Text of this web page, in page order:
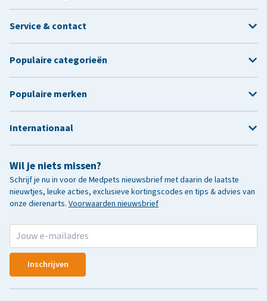
Wil je niets missen?
Schrijf je nu in voor de Medpets nieuwsbrief met daarin de laatste
nieuwtjes, leuke acties, exclusieve kortingscodes en tips & advies van
onze dierenarts. Voorwaarden nieuwsbrief
Inschrijven
Service & contact
Populaire categorieën
Populaire merken
Internationaal